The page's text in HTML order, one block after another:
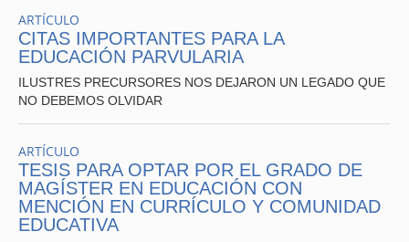
ARTÍCULO
CITAS IMPORTANTES PARA LA
EDUCACIÓN PARVULARIA
ILUSTRES PRECURSORES NOS DEJARON UN LEGADO QUE
NO DEBEMOS OLVIDAR
ARTÍCULO
TESIS PARA OPTAR POR EL GRADO DE
MAGÍSTER EN EDUCACIÓN CON
MENCIÓN EN CURRÍCULO Y COMUNIDAD
EDUCATIVA